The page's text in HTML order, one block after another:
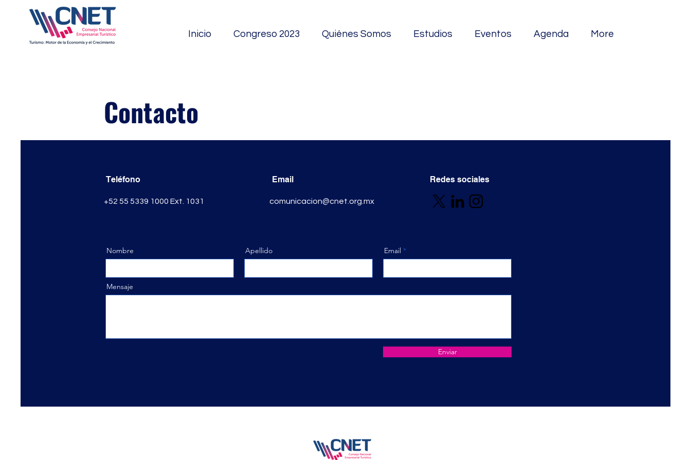
Inicio Congreso 2023 Quiénes Somos Estudios Eventos Agenda More
Contacto
Teléfono
+52 55 5339 1000 Ext. 1031
Email
comunicacion@cnet.org.mx
Redes sociales
Nombre Apellido Email
Mensaje
Enviar